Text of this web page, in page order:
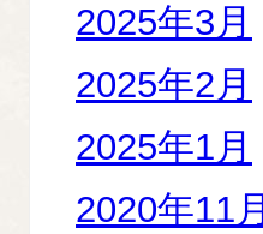
2025年3月
2025年2月
2025年1月
2020年11月